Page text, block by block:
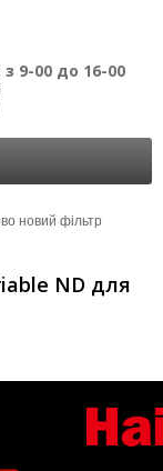
9-00 до 16-00
новий фільтр
ND для